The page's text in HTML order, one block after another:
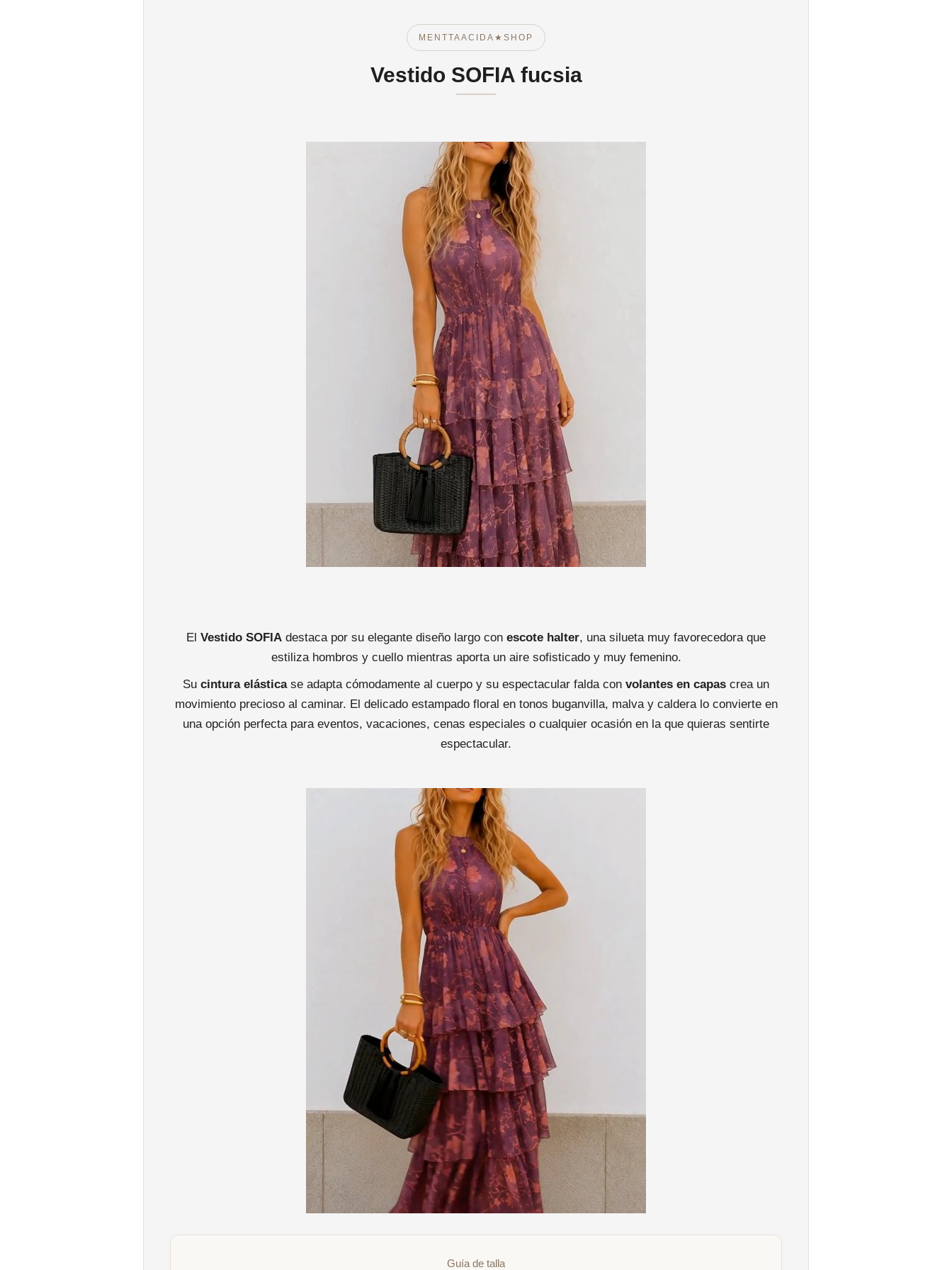
MENTTAACIDA★SHOP
Vestido SOFIA fucsia
El Vestido SOFIA destaca por su elegante diseño largo con escote halter, una silueta muy favorecedora que
estiliza hombros y cuello mientras aporta un aire sofisticado y muy femenino.
Su cintura elásticase adapta cómodamente al cuerpo y su espectacular falda con volantes en capas crea un
movimiento precioso al caminar. El delicado estampado floral en tonos buganvilla, malva y caldera lo convierte en
una opción perfecta para eventos, vacaciones, cenas especiales o cualquier ocasión en la que quieras sentirte
espectacular.
Guía de talla